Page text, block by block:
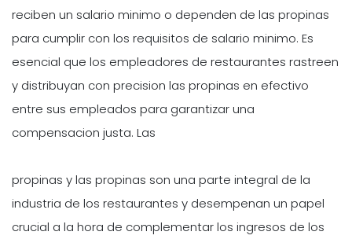
reciben un salario minimo o dependen de las propinas
para cumplir con los requisitos de salario minimo. Es
esencial que los empleadores de restaurantes rastreen
y distribuyan con precision las propinas en efectivo
entre sus empleados para garantizar una
compensacion justa. Las
propinas y las propinas son una parte integral de la
industria de los restaurantes y desempenan un papel
crucial a la hora de complementar los ingresos de los